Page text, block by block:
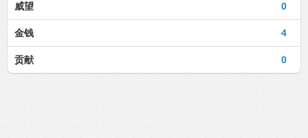
0
威望
4
金钱
0
贡献